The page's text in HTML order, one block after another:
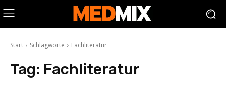
Start Schlagworte Fachliteratur
Tag: Fachliteratur